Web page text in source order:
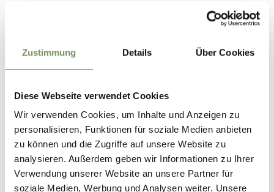
Zustimmung Details Über Cookies
Diese Webseite verwendet Cookies
Wir verwenden Cookies, um Inhalte und Anzeigen zu
personalisieren, Funktionen für soziale Medien anbieten
zu können und die Zugriffe auf unsere Website zu
analysieren. Außerdem geben wir Informationen zu Ihrer
Verwendung unserer Website an unsere Partner für
soziale Medien, Werbung und Analysen weiter. Unsere
pentola dal fuoco e far raffreddare. Poi aggiungere all'acqua
i fiori di sambuco, l'acido citrico ed i limoni lavati e tagliati a
fette. Far riposare per 3 giorni in un luogo fresco,
mescolando di tanto in tanto.
Poi imbottigliare e chiudere accuratamente.